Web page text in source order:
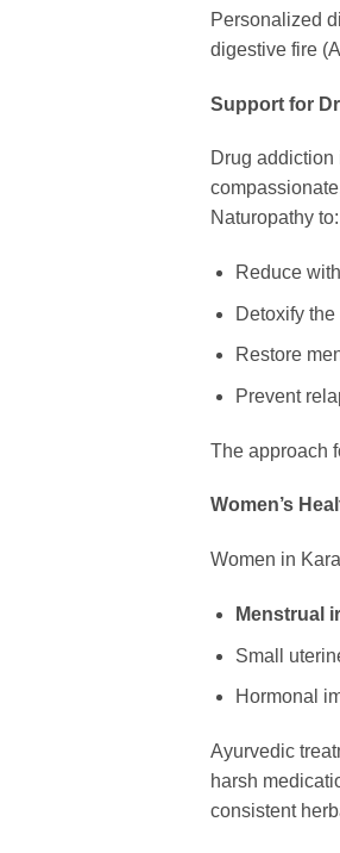
Personalized
digestive fire
Support for
Drug
Naturopathy to:
Reduce
Detoxify the
Restore
Prevent
The approach
Women’s
Women in
Menstrual
Small
Hormonal
Ayurvedic
harsh
consistent